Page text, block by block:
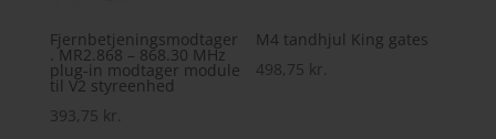
Fjernbetjeningsmodtager
. MR2.868 – 868.30 MHz
plug-in modtager module
til V2 styreenhed
393,75 kr.
M4 tandhjul King gates
498,75 kr.